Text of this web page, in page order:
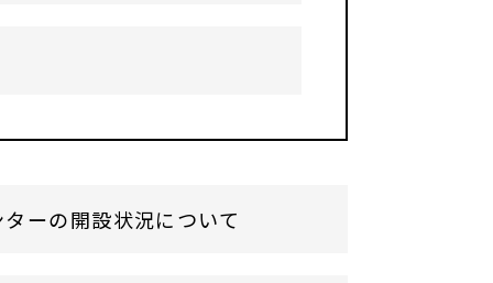
ーの開設状況について